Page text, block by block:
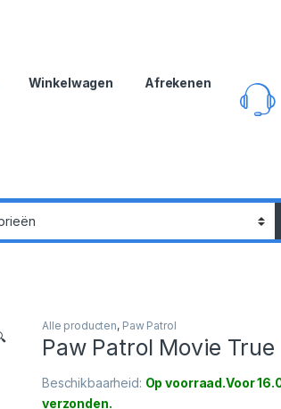
Winkelwagen Afrekenen
Alle producten, Paw Patrol
Paw Patrol Movie
Beschikbaarheid: Op voorraad